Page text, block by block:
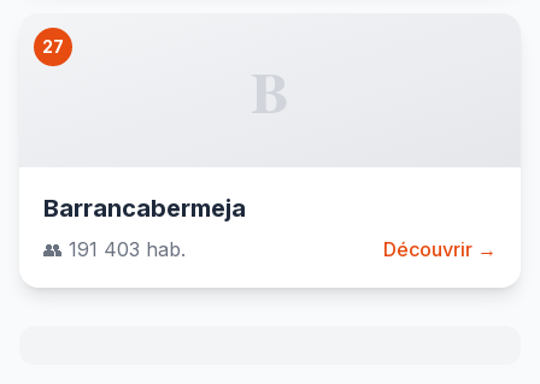
27
B
Barrancabermeja
👥 191 403 hab. Découvrir →